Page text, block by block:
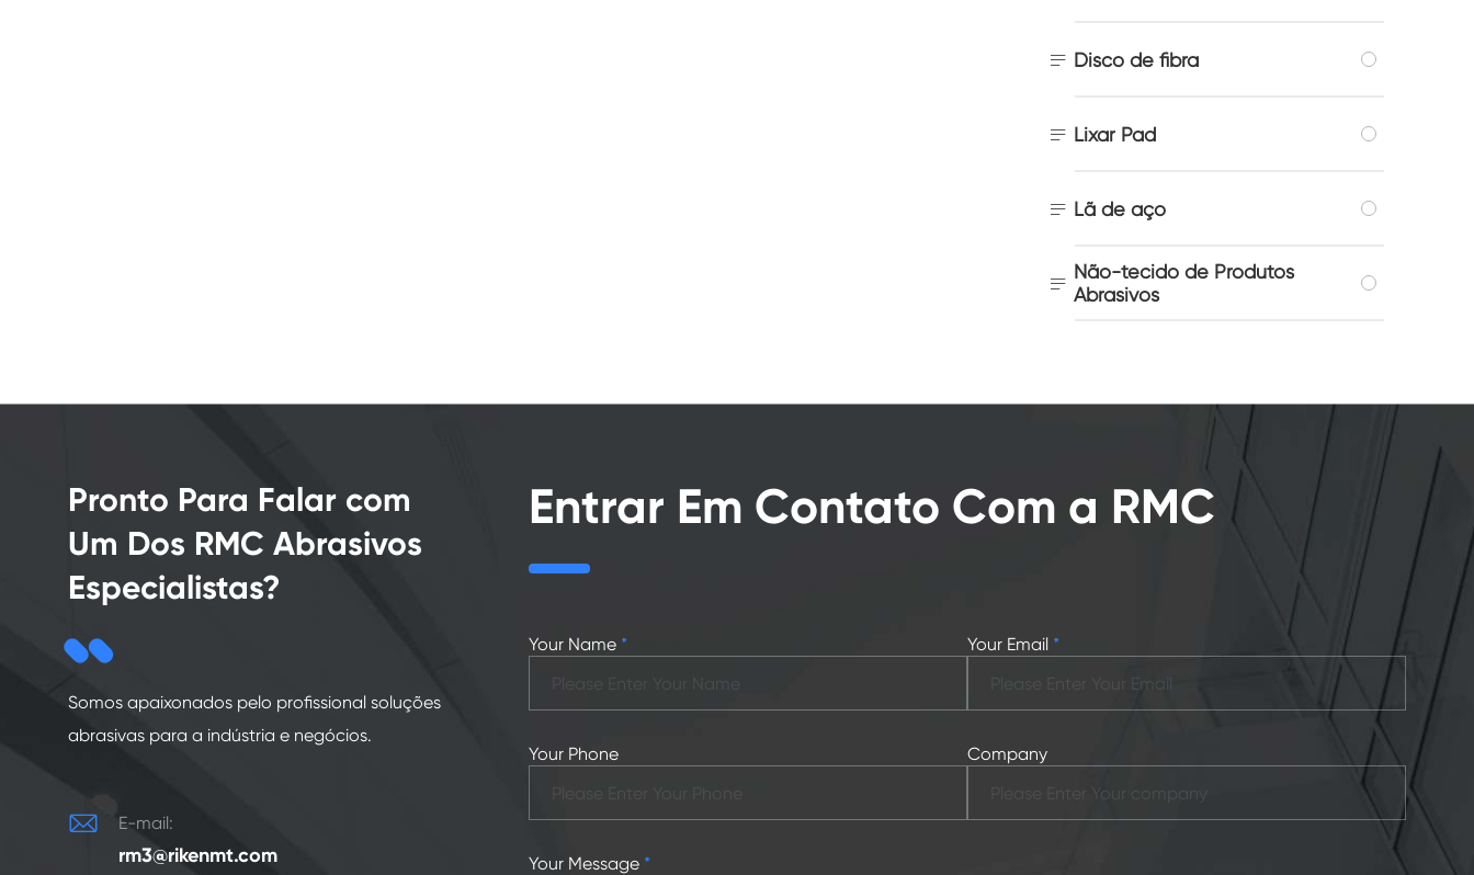
 Disco de fibra
 Lixar Pad
 Lã de aço
 Não-tecido de Produtos
Abrasivos
Pronto Para Falar com
Um Dos RMC Abrasivos
Especialistas?
Somos apaixonados pelo profissional soluções
abrasivas para a indústria e negócios.
 E-mail:
rm3@rikenmt.com
Entrar Em Contato Com a RMC
Your Name * Your Email *
Your Phone Company
Your Message *